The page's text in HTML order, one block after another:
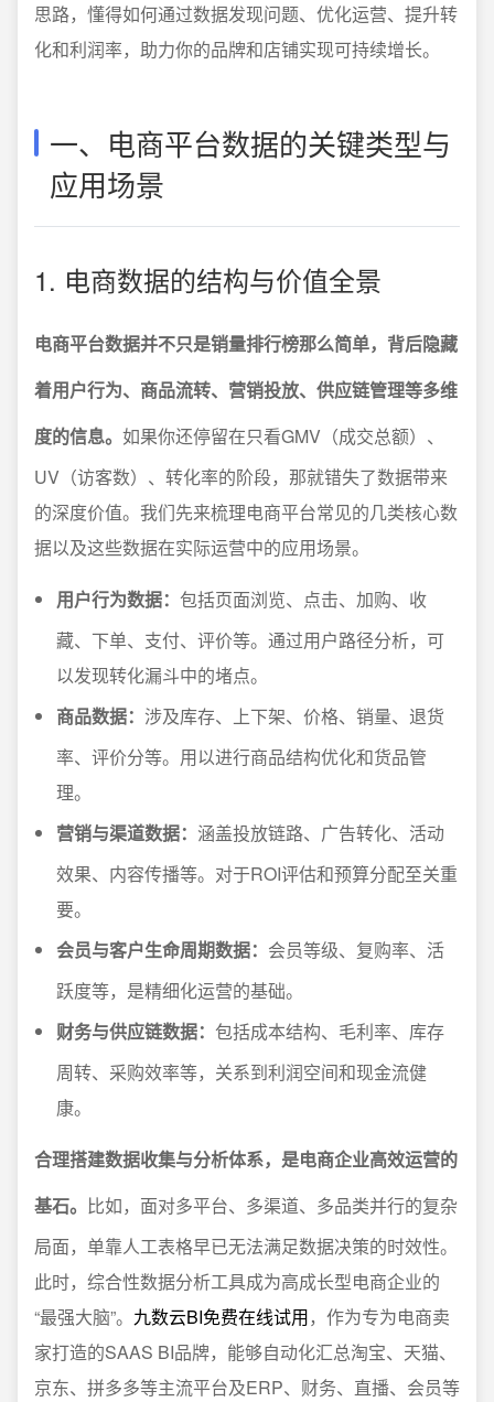
思路，懂得如何通过数据发现问题、优化运营、提升转
化和利润率，助力你的品牌和店铺实现可持续增长。
一、电商平台数据的关键类型与
应用场景
1. 电商数据的结构与价值全景
电商平台数据并不只是销量排行榜那么简单，背后隐藏
着用户行为、商品流转、营销投放、供应链管理等多维
度的信息。 如果你还停留在只看GMV（成交总额）、
UV（访客数）、转化率的阶段，那就错失了数据带来
的深度价值。我们先来梳理电商平台常见的几类核心数
据以及这些数据在实际运营中的应用场景。
用户行为数据： 包括页面浏览、点击、加购、收
藏、下单、支付、评价等。通过用户路径分析，可
以发现转化漏斗中的堵点。
商品数据： 涉及库存、上下架、价格、销量、退货
率、评价分等。用以进行商品结构优化和货品管
理。
营销与渠道数据： 涵盖投放链路、广告转化、活动
效果、内容传播等。对于ROI评估和预算分配至关重
要。
会员与客户生命周期数据： 会员等级、复购率、活
跃度等，是精细化运营的基础。
财务与供应链数据： 包括成本结构、毛利率、库存
周转、采购效率等，关系到利润空间和现金流健
康。
合理搭建数据收集与分析体系，是电商企业高效运营的
基石。 比如，面对多平台、多渠道、多品类并行的复杂
局面，单靠人工表格早已无法满足数据决策的时效性。
此时，综合性数据分析工具成为高成长型电商企业的
“最强大脑”。 九数云BI免费在线试用，作为专为电商卖
家打造的SAAS BI品牌，能够自动化汇总淘宝、天猫、
京东、拼多多等主流平台及ERP、财务、直播、会员等